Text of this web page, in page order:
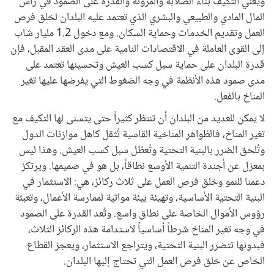
المال المادي والطبيعي والبشري الذي تعتمد عليه البلدان لخلق فرص
العمل وتقديم الخدمات وحماية السكان. ومع دخول 1.2 مليار شاب
إلى القوى العاملة في الاقتصادات النامية على مدى العقد المقبل، فإن
قدرة البلدان على حماية سبل كسب العيش وتحسينها تعتمد على
مدى صمود هذه الأنظمة في وجه الضغوط التي يفرضها عليها تغير
المناخ بالفعل.
لا يمكن للعديد من البلدان أن تنتظر كثيراً حتى يتسنى لها التكيف مع
تغير المناخ، فالظواهر المناخية القاسية تُثقل كاهل موازنات الدول
وتُلحق الضرر بالبنية التحتية وتُعطّل سبل كسب العيش. وهذا ليس
بمعزل عن أجندة التنمية الأوسع نطاقاً، بل هو في صميمها. ويرتكز
دعمنا للنمو وخلق فرص العمل على ثلاث ركائز، هي: الاستثمار في
البنية التحتية الأساسية، وتهيئة بيئة مواتية لممارسة الأعمال، وتعبئة
رؤوس الأموال الخاصة على نطاق واسع. وتُعد القدرة على الصمود
في وجه تغير المناخ شرطاً أساسياً لاستدامة هذه الركائز الثلاث،
فبدونها تتضرر البنية التحتية، ويتراجع الاستثمار، ويعجز القطاع
الخاص عن خلق فرص العمل التي تحتاج إليها البلدان.